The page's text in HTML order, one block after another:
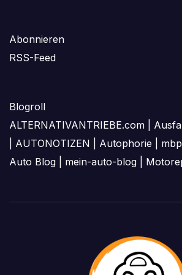
Abonnieren
RSS-Feed
Blogroll
ALTERNATIVANTRIEBE.com
AUTONOTIZEN Autophorie
Auto Blog
mein-auto-blog